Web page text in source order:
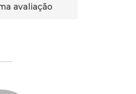
avaliação